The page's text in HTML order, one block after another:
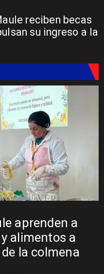
reciben becas
su ingreso a la
el inicio de
Maule